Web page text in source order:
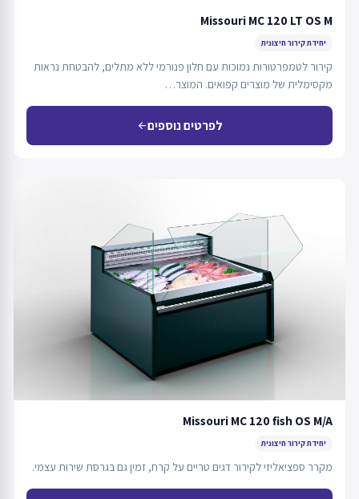
Missouri MC 120 LT OS M
יחידת קירור חיצונית
קירור לטמפרטורות נמוכות עם חלון פנורמי ללא מתלים, להבטחת נראות
מקסימלית של מוצרים קפואים. המוצר…
לפרטים נוספיםarrow_back
Missouri MC 120 fish OS M/A
יחידת קירור חיצונית
מקרר ספציאליזי לקירור דגים טריים על קרח, זמין גם בגרסת שירות עצמי.